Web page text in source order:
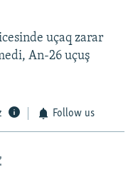
uçaq zarar
An-26 uçuş
Follow us